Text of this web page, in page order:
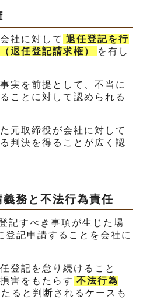
社に対して 退任登記を行
退任登記請求権）
を有し
実を前提として、不当に
ことに対して認められる
元取締役が会社に対して
判決を得ることが広く認
務と不法行為責任
記すべき事項が生じた場
登記申請することを会社に
登記を怠り続けること
害をもたらす 不法行為
ると判断されるケースも